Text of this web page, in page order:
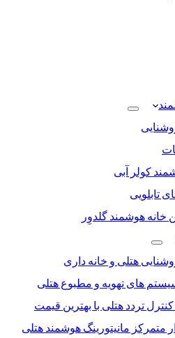
کولر آبی
تابلویی
خانه هوشمند گلدوِر
هتلی و خانه داری
های تهویه و مطبوع هتلی
تردد هتلی با بهترین قیمت
متمرکز مانیتورینگ هوشمند هتلی